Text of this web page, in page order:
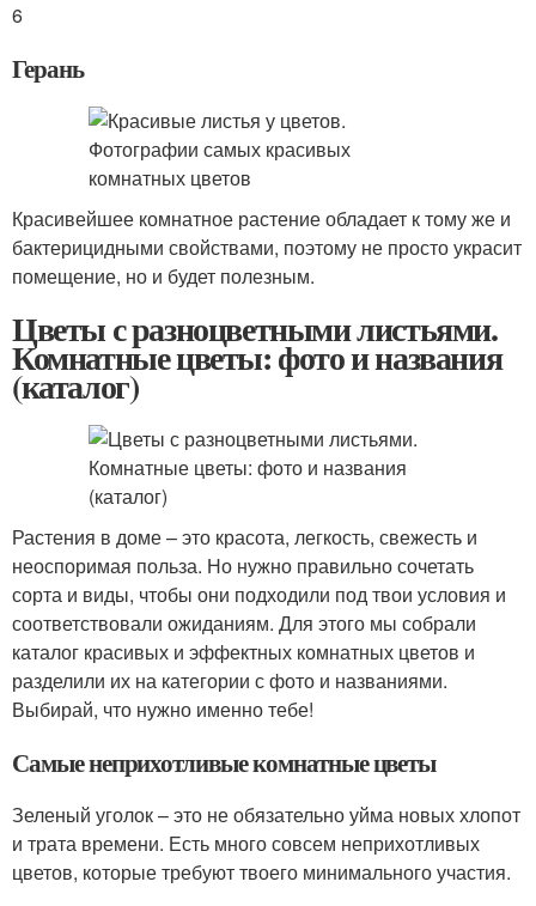
6
Герань
Красивейшее комнатное растение обладает к тому же и
бактерицидными свойствами, поэтому не просто украсит
помещение, но и будет полезным.
Цветы с разноцветными листьями.
Комнатные цветы: фото и названия
(каталог)
Растения в доме – это красота, легкость, свежесть и
неоспоримая польза. Но нужно правильно сочетать
сорта и виды, чтобы они подходили под твои условия и
соответствовали ожиданиям. Для этого мы собрали
каталог красивых и эффектных комнатных цветов и
разделили их на категории с фото и названиями.
Выбирай, что нужно именно тебе!
Самые неприхотливые комнатные цветы
Зеленый уголок – это не обязательно уйма новых хлопот
и трата времени. Есть много совсем неприхотливых
цветов, которые требуют твоего минимального участия.